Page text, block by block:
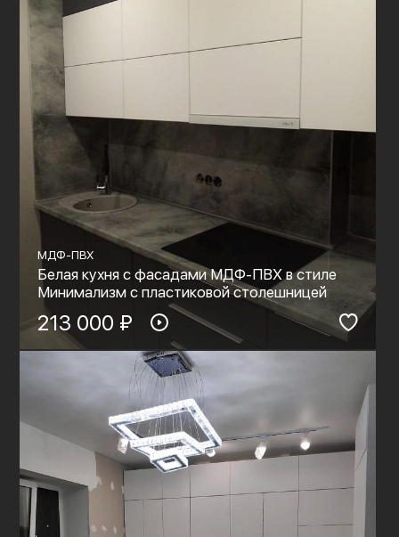
МДФ-ПВХ
Белая кухня с фасадами МДФ-ПВХ в стиле
Минимализм с пластиковой столешницей
213 000 ₽